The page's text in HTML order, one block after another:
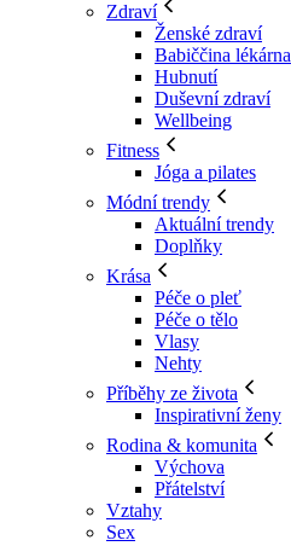
Zdraví
Ženské zdraví
Babiččina lékárna
Hubnutí
Duševní zdraví
Wellbeing
Fitness
Jóga a pilates
Módní trendy
Aktuální trendy
Doplňky
Krása
Péče o pleť
Péče o tělo
Vlasy
Nehty
Příběhy ze života
Inspirativní ženy
Rodina & komunita
Výchova
Přátelství
Vztahy
Sex